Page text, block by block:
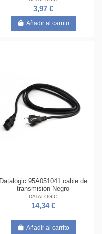
3,97 €
Añadir al carrito
Datalogic 95A051041 cable de
transmisión Negro
DATALOGIC
14,34 €
Añadir al carrito